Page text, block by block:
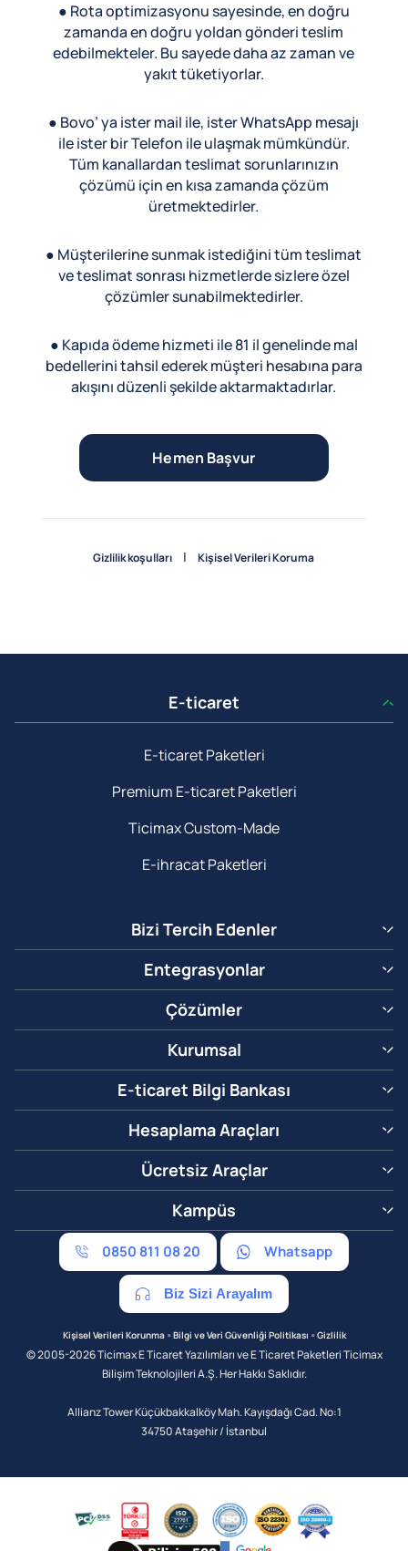
● Rota optimizasyonu sayesinde, en doğru
zamanda en doğru yoldan gönderi teslim
edebilmekteler. Bu sayede daha az zaman ve
yakıt tüketiyorlar.
● Bovo’ ya ister mail ile, ister WhatsApp mesajı
ile ister bir Telefon ile ulaşmak mümkündür.
Tüm kanallardan teslimat sorunlarınızın
çözümü için en kısa zamanda çözüm
üretmektedirler.
● Müşterilerine sunmak istediğini tüm teslimat
ve teslimat sonrası hizmetlerde sizlere özel
çözümler sunabilmektedirler.
● Kapıda ödeme hizmeti ile 81 il genelinde mal
bedellerini tahsil ederek müşteri hesabına para
akışını düzenli şekilde aktarmaktadırlar.
Hemen Başvur
Gizlilik koşulları |Kişisel Verileri Koruma
E-ticaret
E-ticaret Paketleri
Premium E-ticaret Paketleri
Ticimax Custom-Made
E-ihracat Paketleri
Bizi Tercih Edenler
Entegrasyonlar
Çözümler
Kurumsal
E-ticaret Bilgi Bankası
Hesaplama Araçları
Ücretsiz Araçlar
Kampüs
0850 811 08 20 Whatsapp
Biz Sizi Arayalım
Kişisel Verileri Korunma•Bilgi ve Veri Güvenliği Politikası •Gizlilik
© 2005-2026 Ticimax E Ticaret Yazılımları ve E Ticaret Paketleri Ticimax
Bilişim Teknolojileri A.Ş. Her Hakkı Saklıdır.
Allianz Tower Küçükbakkalköy Mah. Kayışdağı Cad. No:1
34750 Ataşehir / İstanbul